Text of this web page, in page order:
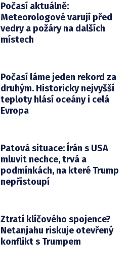
Počasí aktuálně:
Meteorologové varují před
vedry a požáry na dalších
místech
Počasí láme jeden rekord za
druhým. Historicky nejvyšší
teploty hlásí oceány i celá
Evropa
Patová situace: Írán s USA
mluvit nechce, trvá a
podmínkách, na které Trump
nepřistoupí
Ztratí klíčového spojence?
Netanjahu riskuje otevřený
konflikt s Trumpem